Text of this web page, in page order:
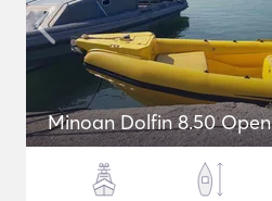
Minoan Dolfin 8.50 Open